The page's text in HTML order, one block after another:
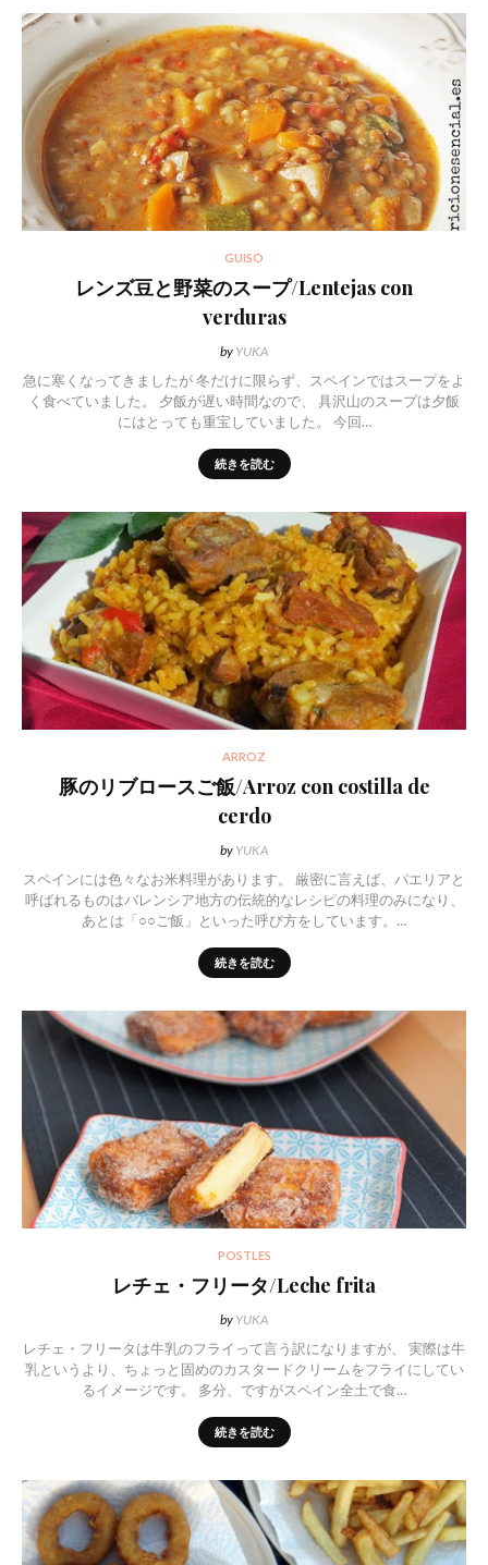
GUISO
レンズ豆と野菜のスープ/Lentejas con
verduras
by YUKA
急に寒くなってきましたが 冬だけに限らず、スペインではスープをよ
く食べていました。 夕飯が遅い時間なので、 具沢山のスープは夕飯
にはとっても重宝していました。 今回…
続きを読む
ARROZ
豚のリブロースご飯/Arroz con costilla de
cerdo
by YUKA
スペインには色々なお米料理があります。 厳密に言えば、パエリアと
呼ばれるものはバレンシア地方の伝統的なレシピの料理のみになり、
あとは「○○ご飯」といった呼び方をしています。…
続きを読む
POSTLES
レチェ・フリータ/Leche frita
by YUKA
レチェ・フリータは牛乳のフライって言う訳になりますが、 実際は牛
乳というより、ちょっと固めのカスタードクリームをフライにしてい
るイメージです。 多分、ですがスペイン全土で食…
続きを読む